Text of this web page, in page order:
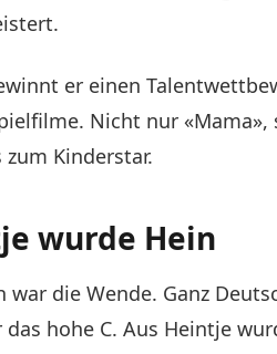
er einen
Nicht nur
Kinderstar.
wurde Hein
war die Wende. Ganz
hohe C. Aus Heintje